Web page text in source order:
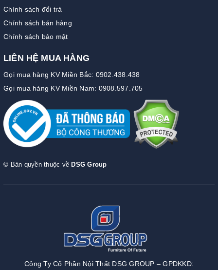
Chính sách đổi trả
Chính sách bán hàng
Chính sách bảo mật
LIÊN HỆ MUA HÀNG
Gọi mua hàng KV Miền Bắc: 0902.438.438
Gọi mua hàng KV Miền Nam: 0908.597.705
© Bản quyền thuộc về DSG Group
Công Ty Cổ Phần Nội Thất DSG GROUP – GPDKKD: